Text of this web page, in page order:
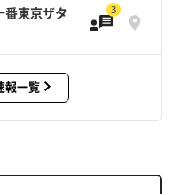
番東京ザタ
3
報一覧